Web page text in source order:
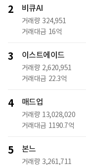
2 비큐AI
거래량 324,951
거래대금 16억
3 이스트에이드
거래량 2,620,951
거래대금 22.3억
4 매드업
거래량 13,028,020
거래대금 1190.7억
5 본느
거래량 3,261,711